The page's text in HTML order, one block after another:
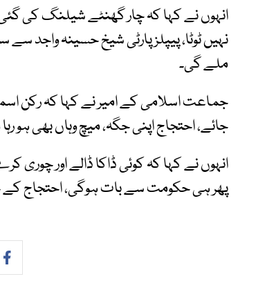
انہوں نے کہا کہ چار گھنٹے شیلنگ کی
نہیں ٹوٹا، پیپلز پارٹی شیخ حسینہ واجد
ملے گی۔
جائے، احتجاج اپنی جگہ، میچ وہاں بھی ہو
انہوں نے کہا کہ کوئی ڈاکا ڈالے اور چوری
پھر ہی حکومت سے بات ہوگی، احتجاج کے